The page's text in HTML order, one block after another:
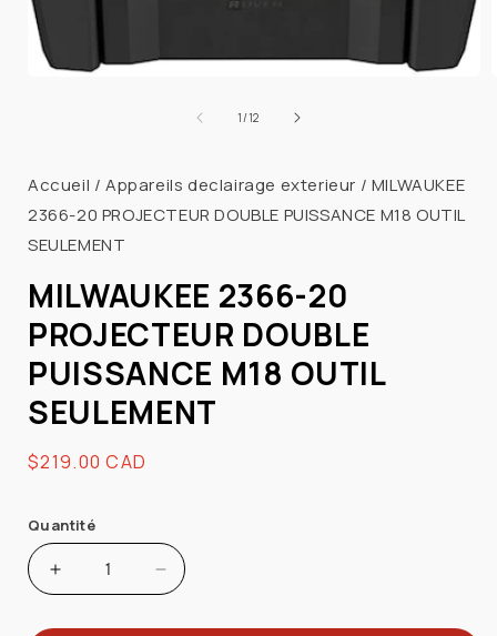
une
fenêtre
modale
1/de
12
Accueil /Appareils declairage exterieur / MILWAUKEE
2366-20 PROJECTEUR DOUBLE PUISSANCE M18 OUTIL
SEULEMENT
MILWAUKEE 2366-20
PROJECTEUR DOUBLE
PUISSANCE M18 OUTIL
SEULEMENT
Prix
$219.00 CAD
Quantité
Augmenter
Réduire